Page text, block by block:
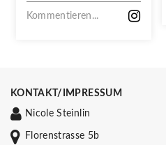
Kommentieren...
KONTAKT/IMPRESSUM
Nicole Steinlin
Florenstrasse 5b